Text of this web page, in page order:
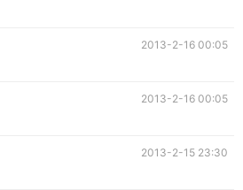
2013-2-16 00:05
2013-2-16 00:05
2013-2-15 23:30